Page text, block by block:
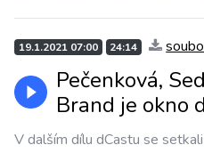
19.1.2021 07:00 24:14
Pečenková,
Brand je okno
V dalším dílu dCastu se